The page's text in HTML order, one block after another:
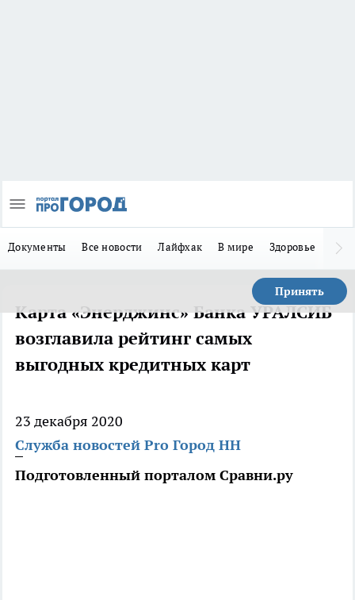
Документы Все новости Лайфхак В мире Здоровье
Принять
Карта «Энерджинс» Банка УРАЛСИБ
возглавила рейтинг самых
выгодных кредитных карт
23 декабря 2020
Служба новостей Pro Город НН
Подготовленный порталом Сравни.ру